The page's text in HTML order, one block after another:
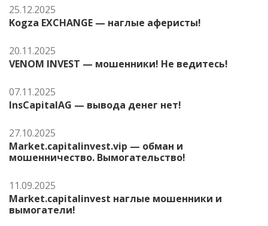
25.12.2025
Kogza EXCHANGE — наглые аферисты!
20.11.2025
VENOM INVEST — мошенники! Не ведитесь!
07.11.2025
InsCapitalAG — вывода денег нет!
27.10.2025
Market.capitalinvest.vip — обман и
мошенничество. Вымогательство!
11.09.2025
Market.capitalinvest наглые мошенники и
вымогатели!